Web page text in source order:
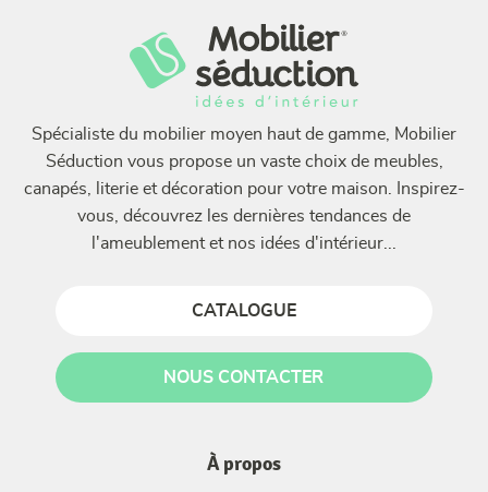
Spécialiste du mobilier moyen haut de gamme, Mobilier
Séduction vous propose un vaste choix de meubles,
canapés, literie et décoration pour votre maison. Inspirez-
vous, découvrez les dernières tendances de
l'ameublement et nos idées d'intérieur...
CATALOGUE
NOUS CONTACTER
À propos